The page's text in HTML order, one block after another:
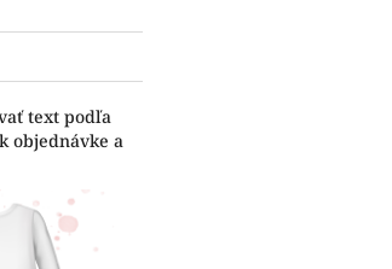
text podľa
objednávke a